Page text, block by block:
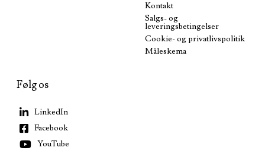
Kontakt
Salgs- og
leveringsbetingelser
Cookie- og privatlivspolitik
Måleskema
Følg os
LinkedIn
Facebook
YouTube